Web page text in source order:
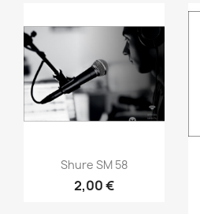
Aperçu rapide
Shure SM 58
2,00 €